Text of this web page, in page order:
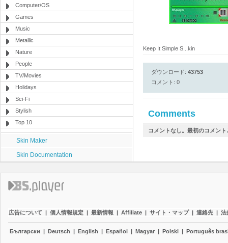
Computer/OS
Games
Music
Metallic
Nature
People
TV/Movies
Holidays
Sci-Fi
Stylish
Top 10
Skin Maker
Skin Documentation
Keep It Simple S...kin
ダウンロード: 43753
コメント: 0
Comments
コメントなし。最初のコメン
広告について | 個人情報規定 | 最新情報 | Affiliate | サイト・マップ | 連絡先 | 法
Български | Deutsch | English | Español | Magyar | Polski | Português